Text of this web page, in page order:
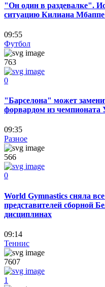
"Он один в раздевалке".
ситуацию Килиана
09:55
Футбол
763
0
"Барселона" может
форвардом из чемпионата
09:35
Разное
566
0
World Gymnastics сняла
представителей сборной
дисциплинах
09:14
Теннис
7607
1